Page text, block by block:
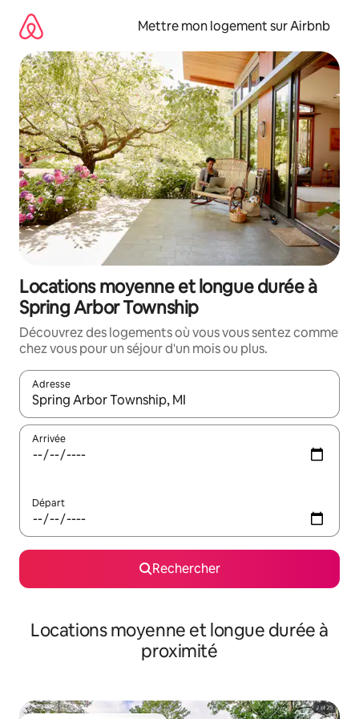
directement
contenu
Mettre mon logement sur Airbnb
Locations moyenne et longue durée à
Spring Arbor Township
Découvrez des logements où vous vous sentez comme
chez vous pour un séjour d'un mois ou plus.
Adresse
Lorsque les résultats s'affichent, utilisez les flèches vers le
Arrivée
Départ
Rechercher
Locations moyenne et longue durée à
proximité